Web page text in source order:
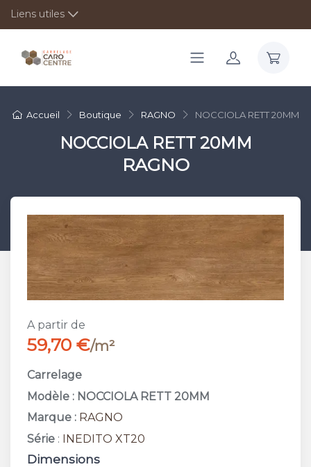
Liens utiles
Accueil Boutique RAGNO NOCCIOLA RETT 20MM
NOCCIOLA RETT 20MM
RAGNO
A partir de
59,70 €/m²
Carrelage
Modèle : NOCCIOLA RETT 20MM
Marque : RAGNO
Série : INEDITO XT20
Dimensions